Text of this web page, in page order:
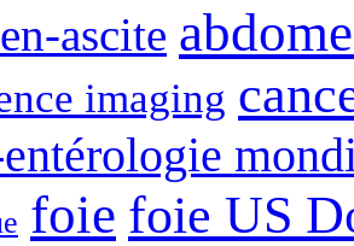
ascite
imaging
foie foie US